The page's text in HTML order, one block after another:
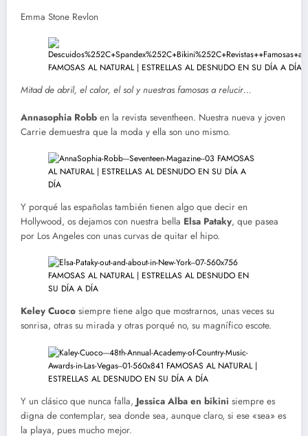
Emma Stone Revlon
Mitad de abril, el calor, el sol y nuestras famosas a relucir…
Annasophia Robb en la revista seventheen. Nuestra nueva y joven
Carrie demuestra que la moda y ella son uno mismo.
Y porqué las españolas también tienen algo que decir en
Hollywood, os dejamos con nuestra bella Elsa Pataky, que pasea
por Los Angeles con unas curvas de quitar el hipo.
Keley Cuoco siempre tiene algo que mostrarnos, unas veces su
sonrisa, otras su mirada y otras porqué no, su magnífico escote.
Y un clásico que nunca falla, Jessica Alba en bikini siempre es
digna de contemplar, sea donde sea, aunque claro, si ese «sea» es
la playa, pues mucho mejor.